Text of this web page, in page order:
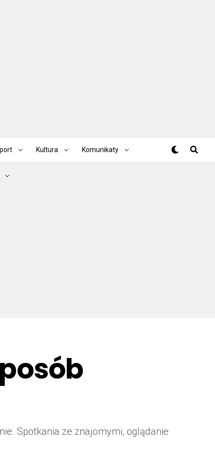
Kultura Komunikaty
Spotkania ze znajomymi, oglądanie